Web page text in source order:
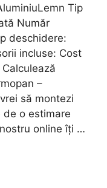
Tip
Număr
deschidere:
incluse: Cost
–
să montezi
de o estimare
online îți …